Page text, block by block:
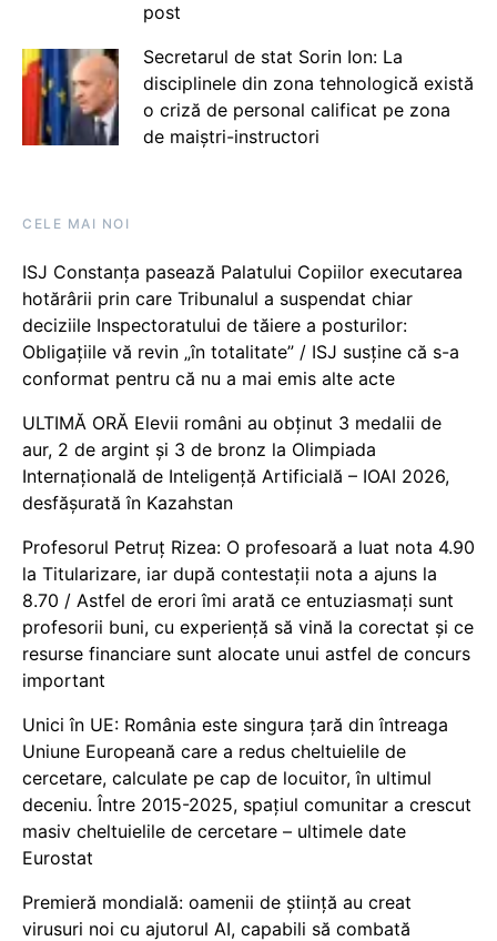
post
Secretarul de stat Sorin Ion: La
disciplinele din zona tehnologică există
o criză de personal calificat pe zona
de maiștri-instructori
CELE MAI NOI
ISJ Constanța pasează Palatului Copiilor executarea
hotărârii prin care Tribunalul a suspendat chiar
deciziile Inspectoratului de tăiere a posturilor:
Obligațiile vă revin „în totalitate” / ISJ susține că s-a
conformat pentru că nu a mai emis alte acte
ULTIMĂ ORĂ Elevii români au obținut 3 medalii de
aur, 2 de argint și 3 de bronz la Olimpiada
Internațională de Inteligență Artificială – IOAI 2026,
desfășurată în Kazahstan
Profesorul Petruț Rizea: O profesoară a luat nota 4.90
la Titularizare, iar după contestații nota a ajuns la
8.70 / Astfel de erori îmi arată ce entuziasmați sunt
profesorii buni, cu experiență să vină la corectat și ce
resurse financiare sunt alocate unui astfel de concurs
important
Unici în UE: România este singura țară din întreaga
Uniune Europeană care a redus cheltuielile de
cercetare, calculate pe cap de locuitor, în ultimul
deceniu. Între 2015-2025, spațiul comunitar a crescut
masiv cheltuielile de cercetare – ultimele date
Eurostat
Premieră mondială: oamenii de știință au creat
virusuri noi cu ajutorul AI, capabili să combată